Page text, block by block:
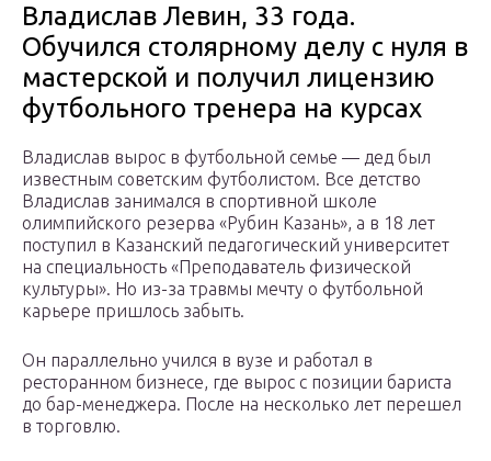
Владислав Левин, 33 года.
Обучился столярному делу с нуля в
мастерской и получил лицензию
футбольного тренера на курсах
Владислав вырос в футбольной семье — дед был
известным советским футболистом. Все детство
Владислав занимался в спортивной школе
олимпийского резерва «Рубин Казань», а в 18 лет
поступил в Казанский педагогический университет
на специальность «Преподаватель физической
культуры». Но из-за травмы мечту о футбольной
карьере пришлось забыть.
Он параллельно учился в вузе и работал в
ресторанном бизнесе, где вырос с позиции бариста
до бар-менеджера. После на несколько лет перешел
в торговлю.